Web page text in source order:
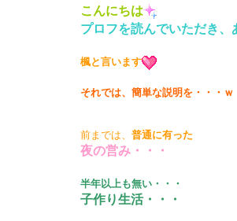
こんにちは
プロフを読んでいただき
楓と言います
それでは、簡単な説明を・・・ｗ
前までは、 普通に有った
夜の営み・・・
半年以上も無い・・・
子作り生活・・・